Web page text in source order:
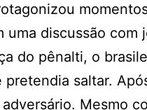
discussão com
do pênalti, o
saltar.
Mesmo